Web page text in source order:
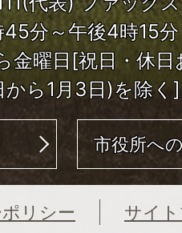
分～午後4時15分
金曜日[祝日・休日
ら1月3日)を除く]
市役所へ
リシー
サイ